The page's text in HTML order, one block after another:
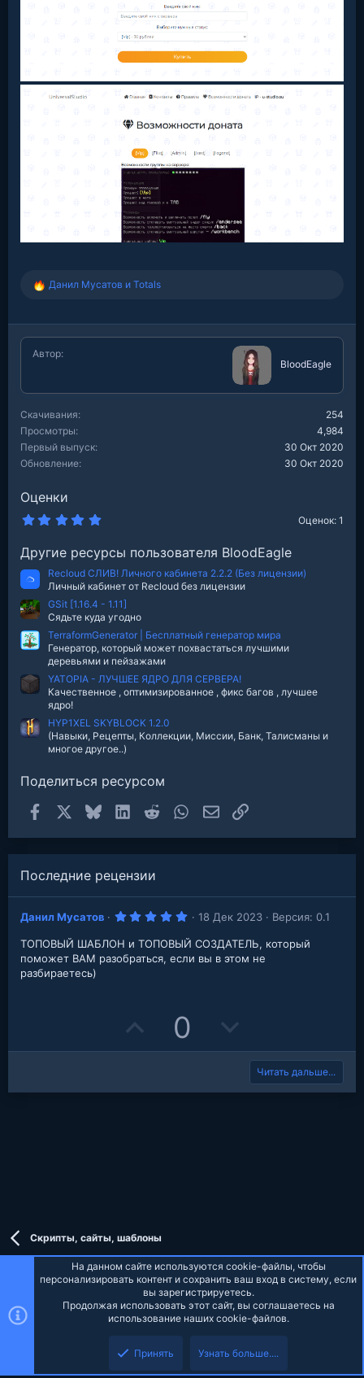
Р
к
ц
и
Данил Мусатов и Totals
Автор
BloodEagle
Скачивания
254
Просмотры
4,984
Первый выпуск
30 Окт 2020
Обновление
30 Окт 2020
Оценки
5
0
з
в
е
Оценок: 1
Другие ресурсы пользователя BloodEagle
Recloud СЛИВ! Личного кабинета 2.2.2 (Без лицензии)
Личный кабинет от Recloud без лицензии
GSit [1.16.4 - 1.11]
Сядьте куда угодно
TerraformGenerator | Бесплатный генератор мира
Генератор, который может похвастаться лучшими
деревьями и пейзажами
YATOPIA - ЛУЧШЕЕ ЯДРО ДЛЯ СЕРВЕРА!
Качественное , оптимизированное , фикс багов , лучшее
ядро!
HYP1XEL SKYBLOCK 1.2.0
(Навыки, Рецепты, Коллекции, Миссии, Банк, Талисманы и
многое другое..)
Поделиться ресурсом
Facebook Bluesky LinkedInReddit WhatsAppЭлектронная почта
Ссылка
Последние рецензии
Данил Мусатов
5
0
0
з
18 Дек 2023 Версия: 0.1
ТОПОВЫЙ ШАБЛОН и ТОПОВЫЙ СОЗДАТЕЛЬ, который
поможет ВАМ разобраться, если вы в этом не
разбираетесь)
p
v
0
o
w
Читать дальше...
Скрипты, сайты, шаблоны
Russian (RU)
R
S
Верх
На данном сайте используются cookie-файлы, чтобы
персонализировать контент и сохранить ваш вход в систему, если
вы зарегистрируетесь.
Продолжая использовать этот сайт, вы соглашаетесь на
использование наших cookie-файлов.
Принять Узнать больше....